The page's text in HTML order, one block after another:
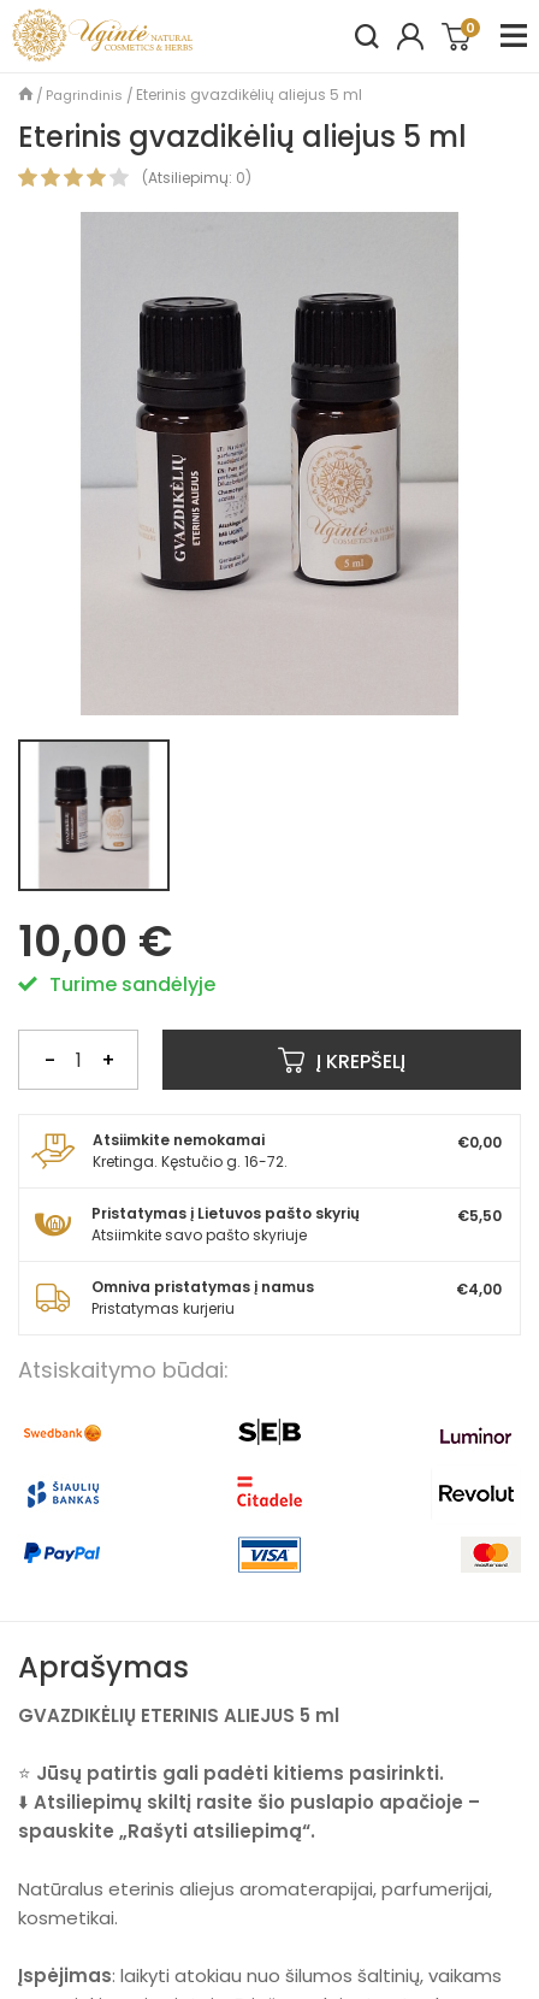
0
Pagrindinis Eterinis gvazdikėlių aliejus 5 ml
Eterinis gvazdikėlių aliejus 5 ml
(Atsiliepimų: 0)
10,00 €
Turime sandėlyje
- + Į KREPŠELĮ
Atsiimkite nemokamai
Kretinga. Kęstučio g. 16-72.
€0,00
Pristatymas į Lietuvos pašto skyrių
Atsiimkite savo pašto skyriuje
€5,50
Omniva pristatymas į namus
Pristatymas kurjeriu
€4,00
Atsiskaitymo būdai:
Aprašymas
GVAZDIKĖLIŲ ETERINIS ALIEJUS 5 ml
⭐ Jūsų patirtis gali padėti kitiems pasirinkti.
⬇️ Atsiliepimų skiltį rasite šio puslapio apačioje –
spauskite „Rašyti atsiliepimą“.
Natūralus eterinis aliejus aromaterapijai, parfumerijai,
kosmetikai.
Įspėjimas: laikyti atokiau nuo šilumos šaltinių, vaikams